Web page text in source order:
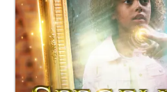
Holmström Frank: Samuel
Sederholm Nalle: Oskar
Elna: Sue Lemström Elever på skolgården spelas av:
Livia Ahlström, Kajsa Degn,
Salma Sarkola, Amie